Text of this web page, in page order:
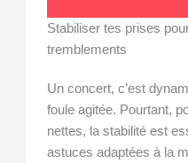
Stabiliser tes prises
tremblements
Un concert, c’est
foule agitée. Pourtant,
nettes, la stabilité est
astuces adaptées à la